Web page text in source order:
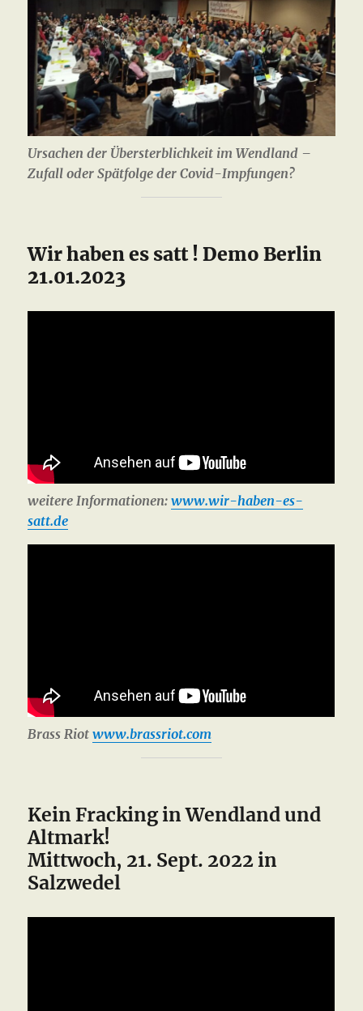
Ursachen der Übersterblichkeit im Wendland –
Zufall oder Spätfolge der Covid-Impfungen?
Wir haben es satt ! Demo Berlin
21.01.2023
weitere Informationen:www.wir-haben-es-
satt.de
Brass Riotwww.brassriot.com
Kein Fracking in Wendland und
Altmark!
Mittwoch, 21. Sept. 2022 in
Salzwedel